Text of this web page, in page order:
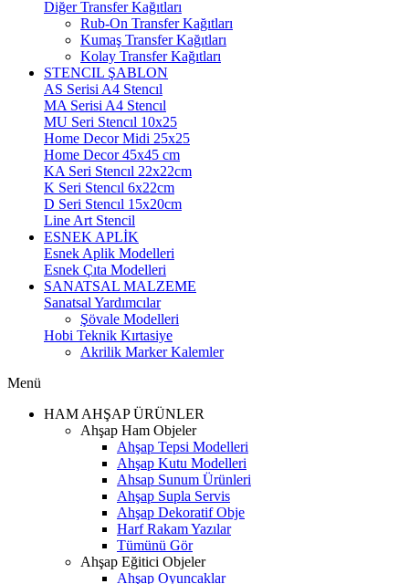
Diğer Transfer Kağıtları
Rub-On Transfer Kağıtları
Kumaş Transfer Kağıtları
Kolay Transfer Kağıtları
STENCIL ŞABLON
AS Serisi A4 Stencıl
MA Serisi A4 Stencıl
MU Seri Stencıl 10x25
Home Decor Midi 25x25
Home Decor 45x45 cm
KA Seri Stencıl 22x22cm
K Seri Stencıl 6x22cm
D Seri Stencıl 15x20cm
Line Art Stencil
ESNEK APLİK
Esnek Aplik Modelleri
Esnek Çıta Modelleri
SANATSAL MALZEME
Sanatsal Yardımcılar
Şövale Modelleri
Hobi Teknik Kırtasiye
Akrilik Marker Kalemler
Menü
HAM AHŞAP ÜRÜNLER
Ahşap Ham Objeler
Ahşap Tepsi Modelleri
Ahşap Kutu Modelleri
Ahsap Sunum Ürünleri
Ahşap Supla Servis
Ahşap Dekoratif Obje
Harf Rakam Yazılar
Tümünü Gör
Ahşap Eğitici Objeler
Ahşap Oyuncaklar